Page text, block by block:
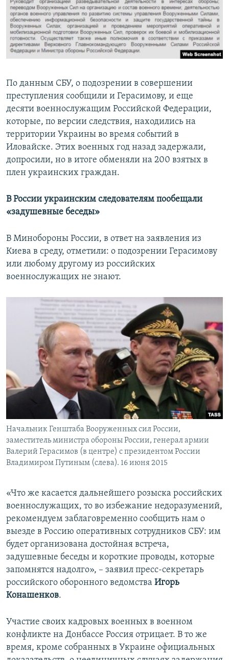
По данным СБУ, о подозрении в совершении
преступления сообщили и Герасимову, и еще
десяти военнослужащим Российской Федерации,
которые, по версии следствия, находились на
территории Украины во время событий в
Иловайске. Этих военных год назад задержали,
допросили, но в итоге обменяли на 200 взятых в
плен украинских граждан.
В России украинским следователям пообещали
«задушевные беседы»
В Минобороны России, в ответ на заявления из
Киева в среду, отметили: о подозрении Герасимову
или любому другому из российских
военнослужащих не знают.
Начальник Генштаба Вооруженных сил России,
заместитель министра обороны России, генерал армии
Валерий Герасимов (в центре) с президентом России
Владимиром Путиным (слева). 16 июня 2015
«Что же касается дальнейшего розыска российских
военнослужащих, то во избежание недоразумений,
рекомендуем заблаговременно сообщить нам о
выезде в Россию оперативных сотрудников СБУ: им
будет организована достойная встреча,
задушевные беседы и короткие проводы, которые
запомнятся надолго», – заявил пресс-секретарь
российского оборонного ведомства Игорь
Конашенков.
Участие своих кадровых военных в военном
конфликте на Донбассе Россия отрицает. В то же
время, кроме собранных в Украине официальных